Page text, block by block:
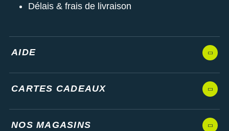
Délais & frais de livraison
AIDE
CARTES CADEAUX
NOS MAGASINS